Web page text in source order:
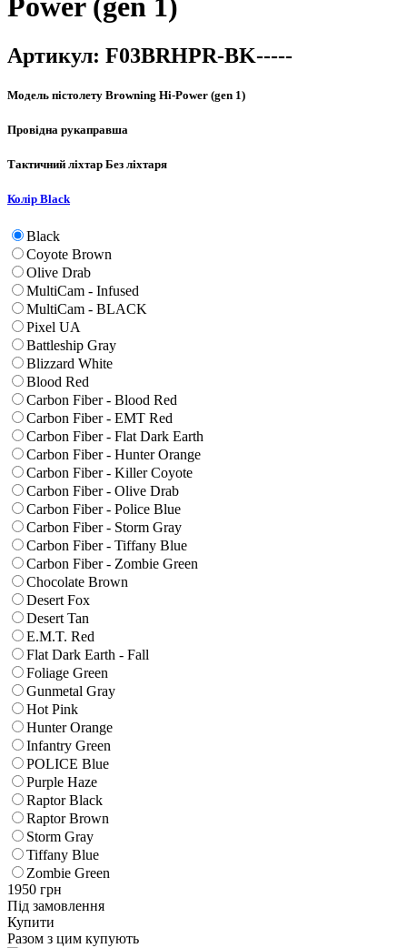
Артикул: F03BRHPR-BK-----
Модель пістолету Browning Hi-Power (gen 1)
Провідна рукаправша
Тактичний ліхтар Без ліхтаря
Колір Black
Black
Coyote Brown
Olive Drab
MultiCam - Infused
MultiCam - BLACK
Pixel UA
Battleship Gray
Blizzard White
Blood Red
Carbon Fiber - Blood Red
Carbon Fiber - EMT Red
Carbon Fiber - Flat Dark Earth
Carbon Fiber - Hunter Orange
Carbon Fiber - Killer Coyote
Carbon Fiber - Olive Drab
Carbon Fiber - Police Blue
Carbon Fiber - Storm Gray
Carbon Fiber - Tiffany Blue
Carbon Fiber - Zombie Green
Chocolate Brown
Desert Fox
Desert Tan
E.M.T. Red
Flat Dark Earth - Fall
Foliage Green
Gunmetal Gray
Hot Pink
Hunter Orange
Infantry Green
POLICE Blue
Purple Haze
Raptor Black
Raptor Brown
Storm Gray
Tiffany Blue
Zombie Green
1950 грн
Під замовлення
Купити
Разом з цим купують